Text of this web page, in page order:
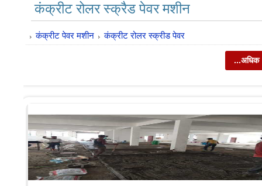
कंक्रीट रोलर स्क्रैड पेवर मशीन
कंक्रीट पेवर मशीन कंक्रीट रोलर स्क्रीड पेवर
...अधिक